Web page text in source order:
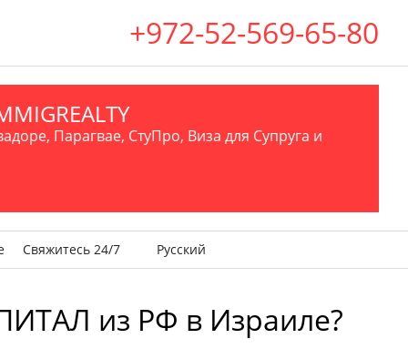
+972-52-569-65-80
Парагвае, СтуПро, Виза для Супруга и
Свяжитесь 24/7 Русский
из РФ в Израиле?